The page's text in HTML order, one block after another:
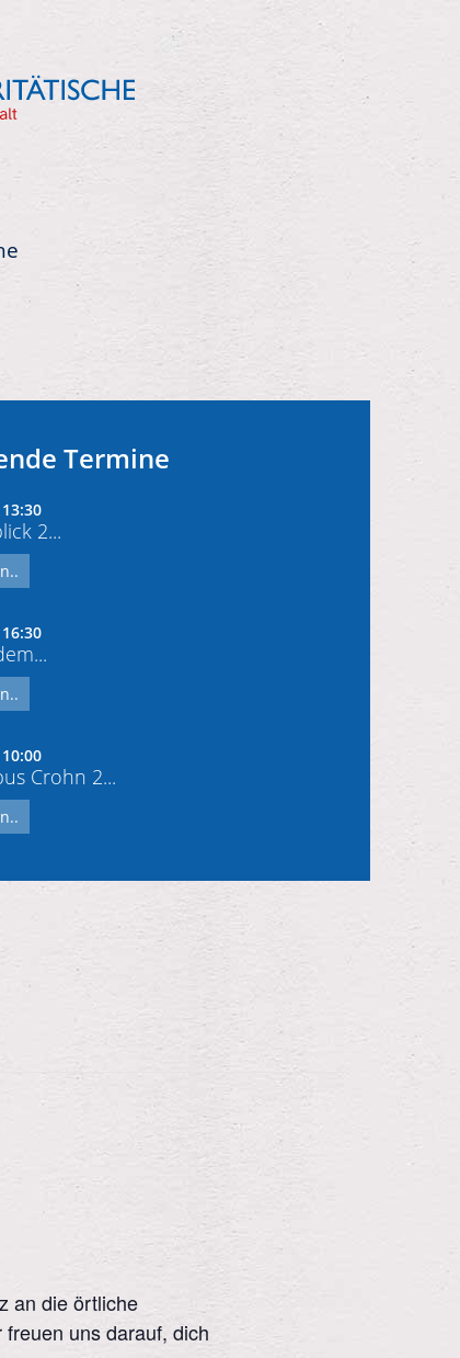
Termine
2...
Crohn 2...
an die örtliche
uns darauf, dich